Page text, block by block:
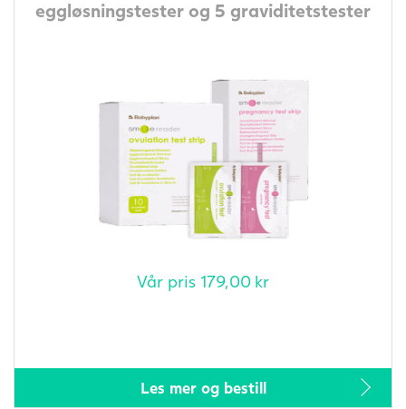
eggløsningstester og 5 graviditetstester
Vår pris 179,00 kr
Les mer og bestill